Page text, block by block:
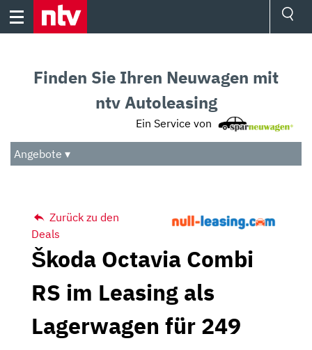
Skip
Audio
Das Beste
Finden Sie Ihren Neuwagen mit
ntv Autoleasing
Ein Service von
Angebote ▾
Zurück zu den
Deals
Škoda Octavia Combi
RS im Leasing als
Lagerwagen für 249